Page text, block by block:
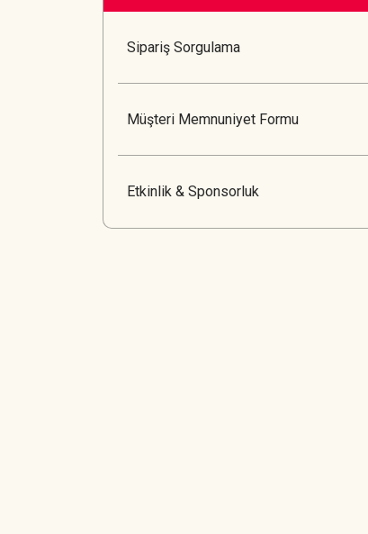
Sipariş Sorgulama
Müşteri Memnuniyet Formu
Etkinlik & Sponsorluk